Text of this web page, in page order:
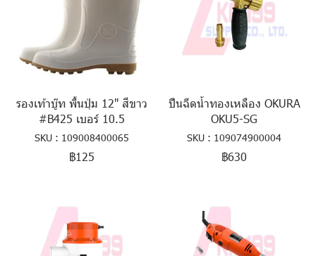
รองเท้าบู๊ท พื้นปุ่ม 12" สีขาว
#B425 เบอร์ 10.5
SKU : 109008400065
฿125
ปืนฉีดน้ำทองเหลือง OKURA
OKU5-SG
SKU : 109074900004
฿630